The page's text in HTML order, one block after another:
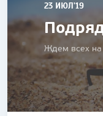
23 ИЮЛ'19
Ждем всех